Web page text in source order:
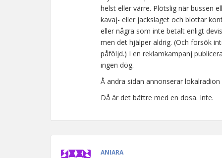
helst eller värre. Plötslig när bussen
kavaj- eller jackslaget och blottar
eller några som inte betalt enligt
men det hjälper aldrig. (Och försök
påföljd.) I en reklamkampanj
ingen dög.
Å andra sidan annonserar
Då är det bättre med en dosa. Inte.
ANIARA